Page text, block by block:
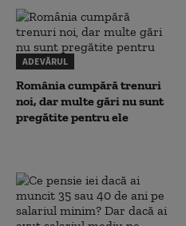
ADEVĂRUL
România cumpără trenuri
noi, dar multe gări nu sunt
pregătite pentru ele